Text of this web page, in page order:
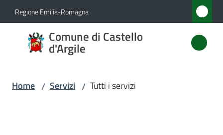
Vai al contenuto
Vai alla navigazione
Vai al footer
Regione Emilia-Romagna
Comune di Castello
d'Argile
Comune
di
Home / Servizi / Tutti i servizi